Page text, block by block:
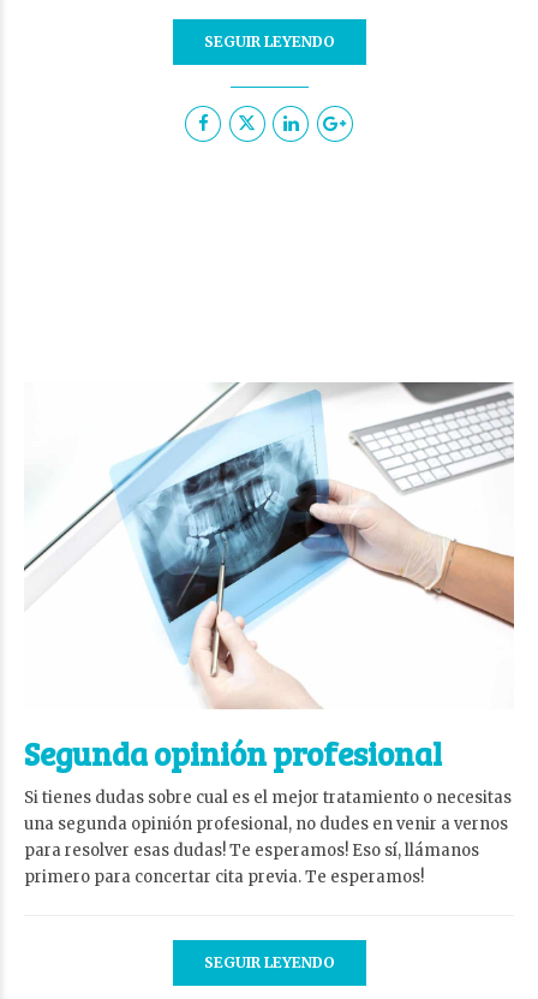
SEGUIR LEYENDO
Segunda opinión profesional
Si tienes dudas sobre cual es el mejor tratamiento o necesitas
una segunda opinión profesional, no dudes en venir a vernos
para resolver esas dudas! Te esperamos! Eso sí, llámanos
primero para concertar cita previa. Te esperamos!
SEGUIR LEYENDO